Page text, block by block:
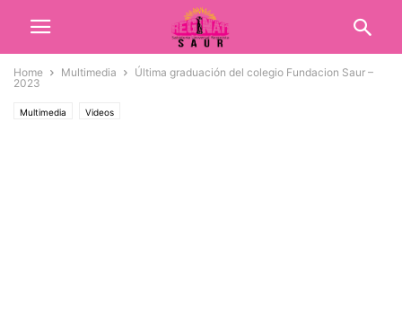
Home Multimedia
Última graduación del colegio Fundacion Saur –
2023
Multimedia Videos